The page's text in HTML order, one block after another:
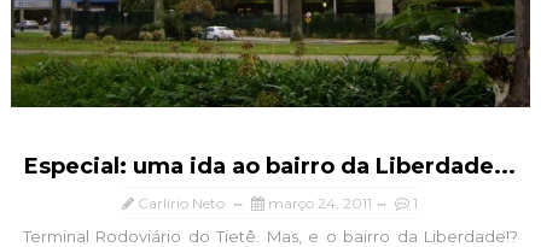
Especial: uma ida ao bairro da Liberdade...
Carlírio Neto março 24, 2011 1
Terminal Rodoviário do Tietê. Mas, e o bairro da Liberdade!?